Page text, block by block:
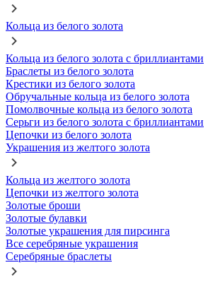
Кольца из белого золота
Кольца из белого золота с бриллиантами
Браслеты из белого золота
Крестики из белого золота
Обручальные кольца из белого золота
Помолвочные кольца из белого золота
Серьги из белого золота с бриллиантами
Цепочки из белого золота
Украшения из желтого золота
Кольца из желтого золота
Цепочки из желтого золота
Золотые броши
Золотые булавки
Золотые украшения для пирсинга
Все серебряные украшения
Серебряные браслеты